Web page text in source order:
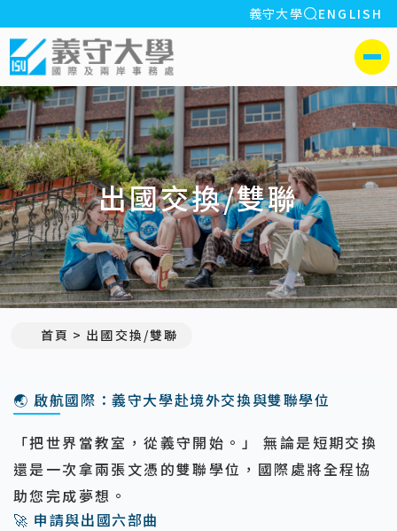
:::
義守大學 全站搜索
ENGLISH
側選單
出國交換/雙聯
首頁 出國交換/雙聯
🌏 啟航國際：義守大學赴境外交換與雙聯學位
「把世界當教室，從義守開始。 」
無論是短期交換
還是一次拿兩張文憑的雙聯學位，國際處將全程協
助您完成夢想。
🚀 申請與出國六部曲